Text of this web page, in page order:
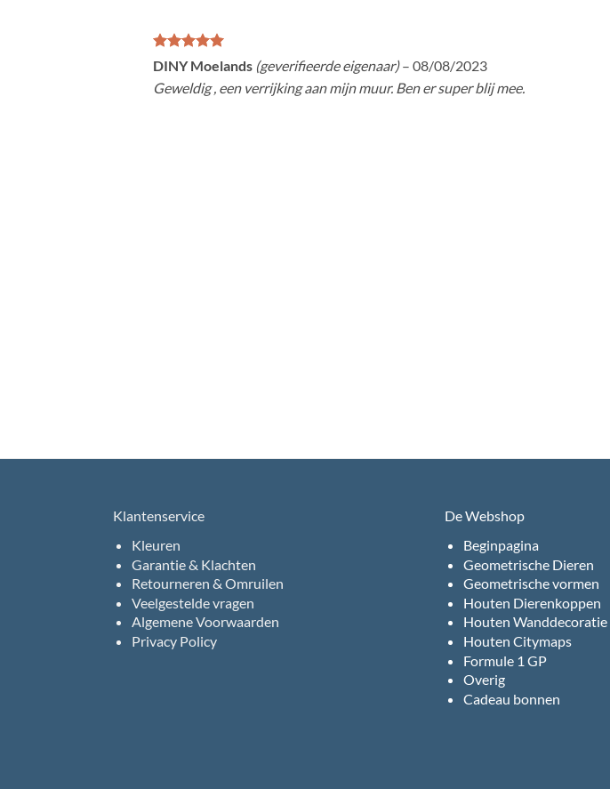
Gewaardeerd
5uit 5
DINY Moelands (geverifieerde eigenaar) – 08/08/2023
Geweldig , een verrijking aan mijn muur. Ben er super blij mee.
Klantenservice
Kleuren
Garantie & Klachten
Retourneren & Omruilen
Veelgestelde vragen
Algemene Voorwaarden
Privacy Policy
De Webshop
Beginpagina
Geometrische Dieren
Geometrische vormen
Houten Dierenkoppen
Houten Wanddecoratie
Houten Citymaps
Formule 1 GP
Overig
Cadeau bonnen